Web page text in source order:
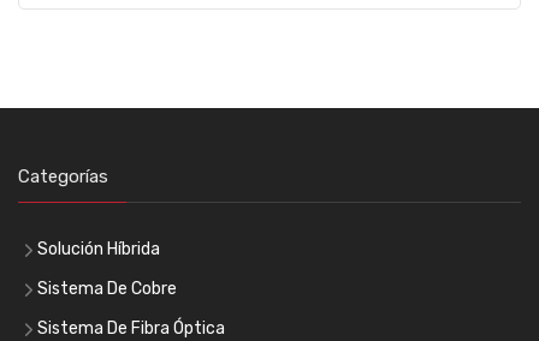
Categorías
Solución Híbrida
Sistema De Cobre
Sistema De Fibra Óptica